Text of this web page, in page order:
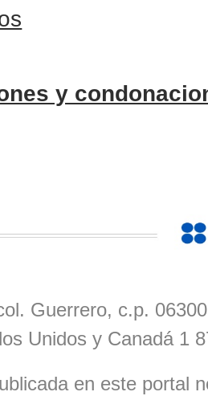
y
Guerrero, c.p.
Unidos y Canadá 1
en este portal